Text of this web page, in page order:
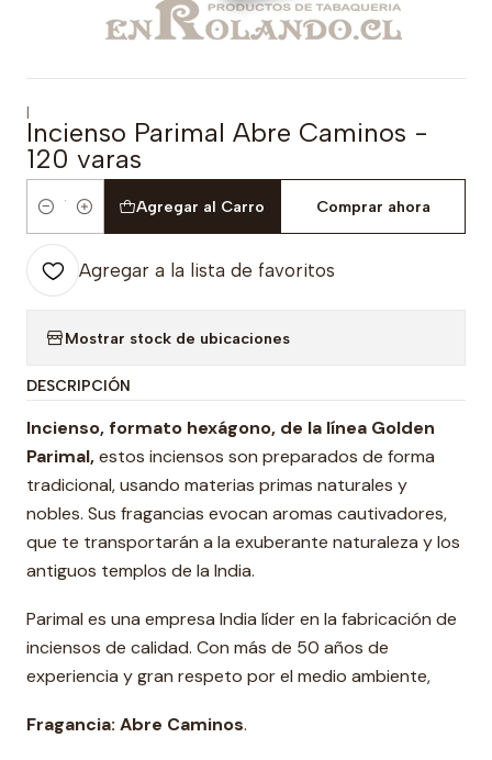
|
Incienso Parimal Abre Caminos -
120 varas
Cantidad
Agregar al Carro Comprar ahora
Agregar a la lista de favoritos
Mostrar stock de ubicaciones
DESCRIPCIÓN
Incienso, formato hexágono, de la línea Golden
Parimal,estos inciensos son preparados de forma
tradicional, usando materias primas naturales y
nobles. Sus fragancias evocan aromas cautivadores,
que te transportarán a la exuberante naturaleza y los
antiguos templos de la India.
Parimal es una empresa India líder en la fabricación de
inciensos de calidad. Con más de 50 años de
experiencia y gran respeto por el medio ambiente,
Fragancia: Abre Caminos.